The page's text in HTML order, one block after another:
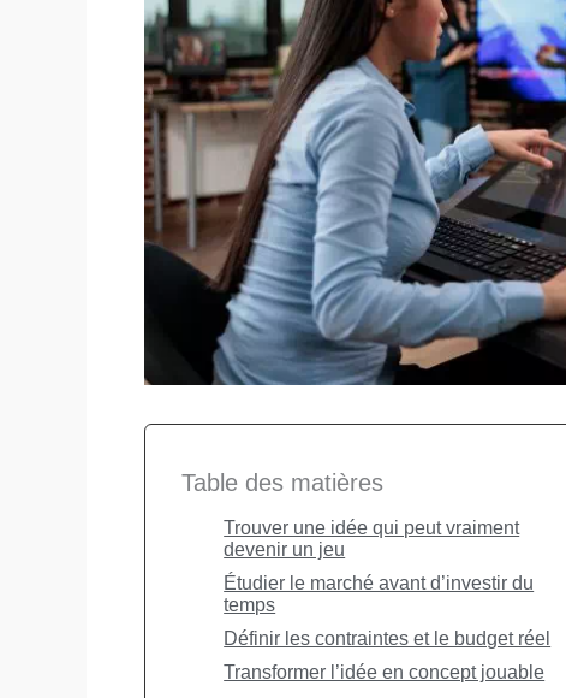
Table des matières
Trouver une idée qui peut vraiment
devenir un jeu
Étudier le marché avant d’investir du
temps
Définir les contraintes et le budget réel
Transformer l’idée en concept jouable